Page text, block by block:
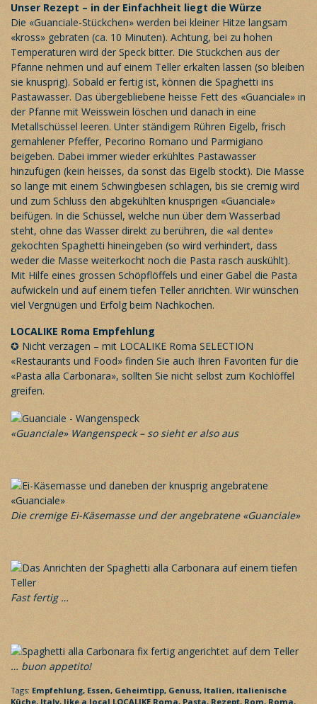
Unser Rezept – in der Einfachheit liegt die Würze
Die «Guanciale-Stückchen» werden bei kleiner Hitze langsam
«kross» gebraten (ca. 10 Minuten). Achtung, bei zu hohen
Temperaturen wird der Speck bitter. Die Stückchen aus der
Pfanne nehmen und auf einem Teller erkalten lassen (so bleiben
sie knusprig). Sobald er fertig ist, können die Spaghetti ins
Pastawasser. Das übergebliebene heisse Fett des «Guanciale» in
der Pfanne mit Weisswein löschen und danach in eine
Metallschüssel leeren. Unter ständigem Rühren Eigelb, frisch
gemahlener Pfeffer, Pecorino Romano und Parmigiano
beigeben. Dabei immer wieder erkühltes Pastawasser
hinzufügen (kein heisses, da sonst das Eigelb stockt). Die Masse
so lange mit einem Schwingbesen schlagen, bis sie cremig wird
und zum Schluss den abgekühlten knusprigen «Guanciale»
beifügen. In die Schüssel, welche nun über dem Wasserbad
steht, ohne das Wasser direkt zu berühren, die «al dente»
gekochten Spaghetti hineingeben (so wird verhindert, dass
weder die Masse weiterkocht noch die Pasta rasch auskühlt).
Mit Hilfe eines grossen Schöpflöffels und einer Gabel die Pasta
aufwickeln und auf einem tiefen Teller anrichten. Wir wünschen
viel Vergnügen und Erfolg beim Nachkochen.
LOCALIKE Roma Empfehlung
✪ Nicht verzagen – mit LOCALIKE Roma SELECTION
«Restaurants und Food» finden Sie auch Ihren Favoriten für die
«Pasta alla Carbonara», sollten Sie nicht selbst zum Kochlöffel
greifen.
«Guanciale» Wangenspeck – so sieht er also aus
Die cremige Ei-Käsemasse und der angebratene «Guanciale»
Fast fertig …
… buon appetito!
Tags: Empfehlung, Essen, Geheimtipp, Genuss, Italien, italienische
Küche, Italy, like a local LOCALIKE Roma, Pasta, Rezept, Rom, Roma,